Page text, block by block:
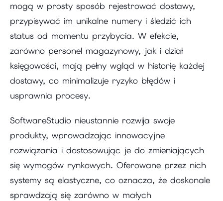
mogą w prosty sposób rejestrować dostawy,
przypisywać im unikalne numery i śledzić ich
status od momentu przybycia. W efekcie,
zarówno personel magazynowy, jak i dział
księgowości, mają pełny wgląd w historię każdej
dostawy, co minimalizuje ryzyko błędów i
usprawnia procesy.
SoftwareStudio nieustannie rozwija swoje
produkty, wprowadzając innowacyjne
rozwiązania i dostosowując je do zmieniających
się wymogów rynkowych. Oferowane przez nich
systemy są elastyczne, co oznacza, że doskonale
sprawdzają się zarówno w małych